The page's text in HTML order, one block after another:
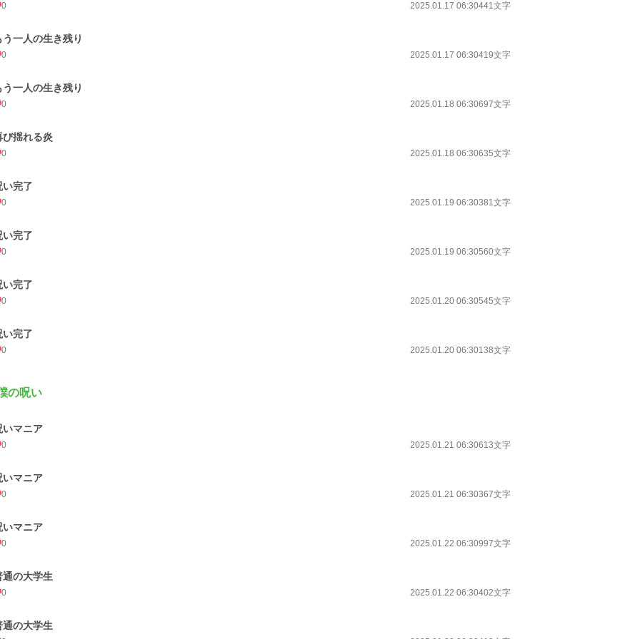
0 2025.01.17 06:30441文字
う一人の生き残り
0 2025.01.17 06:30419文字
う一人の生き残り
0 2025.01.18 06:30697文字
び揺れる炎
0 2025.01.18 06:30635文字
い完了
0 2025.01.19 06:30381文字
い完了
0 2025.01.19 06:30560文字
い完了
0 2025.01.20 06:30545文字
い完了
0 2025.01.20 06:30138文字
の呪い
いマニア
0 2025.01.21 06:30613文字
いマニア
0 2025.01.21 06:30367文字
いマニア
0 2025.01.22 06:30997文字
通の大学生
0 2025.01.22 06:30402文字
通の大学生